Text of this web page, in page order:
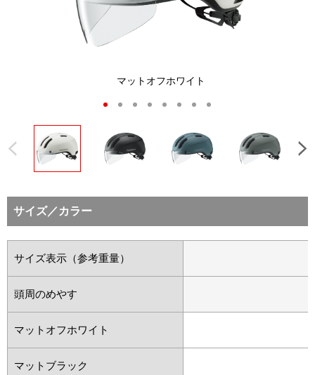
マットオフホワイト
マットブラック（BACK VIEW）
1 2 3 4 5 6 7
サイズ／カラー
サイズ表示（参考重量）
頭周のめやす
マットオフホワイト
マットブラック